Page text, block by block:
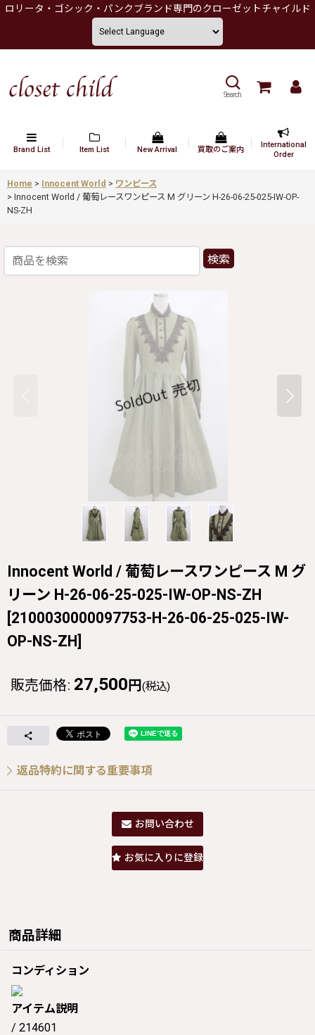
ロリータ・ゴシック・パンクブランド専門のクローゼットチャイルド
Search
Brand List Item List New Arrival 買取のご案内
International
Order
Home > Innocent World > ワンピース
> Innocent World / 葡萄レースワンピース M グリーン H-26-06-25-025-IW-OP-
NS-ZH
検索
Innocent World / 葡萄レースワンピース M グ
リーン H-26-06-25-025-IW-OP-NS-ZH
[2100030000097753-H-26-06-25-025-IW-
OP-NS-ZH]
販売価格: 27,500 円 (税込)
返品特約に関する重要事項
お問い合わせ
お気に入りに登録
商品詳細
コンディション
アイテム説明
/ 214601